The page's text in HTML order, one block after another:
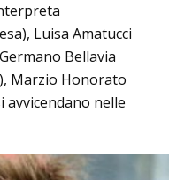
Luisa Amatucci
Bellavia
Marzio Honorato
nelle